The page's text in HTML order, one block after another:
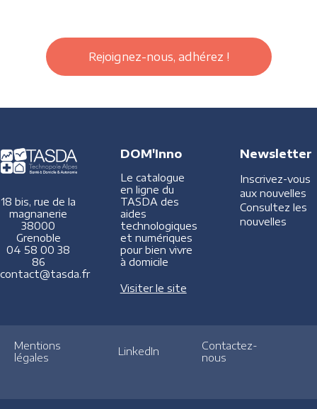
Rejoignez-nous, adhérez !
18 bis, rue de la
magnanerie
38000
Grenoble
04 58 00 38
86
contact@tasda.fr
DOM'Inno
Le catalogue
en ligne du
TASDA des
aides
technologiques
et numériques
pour bien vivre
à domicile
Visiter le site
Newsletter
Inscrivez-vous
aux nouvelles
Consultez les
nouvelles
Mentions
légales
LinkedIn
Contactez-
nous